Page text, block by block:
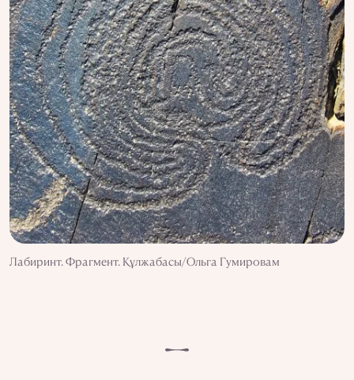
Лабиринт. Фрагмент. Құлжабасы/Ольга Гумировам